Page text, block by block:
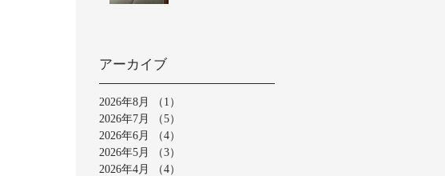
アーカイブ
2026年8月 （1）
2026年7月
（5）
2026年6月
（4）
2026年5月
（3）
2026年4月
（4）